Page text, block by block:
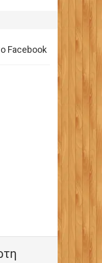
Facebook